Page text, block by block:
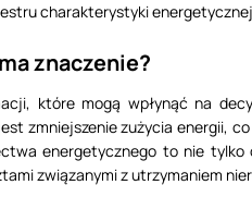
charakterystyki
znaczenie?
które mogą wpłynąć na
zmniejszenie zużycia energii,
energetycznego to nie
związanymi z utrzymaniem